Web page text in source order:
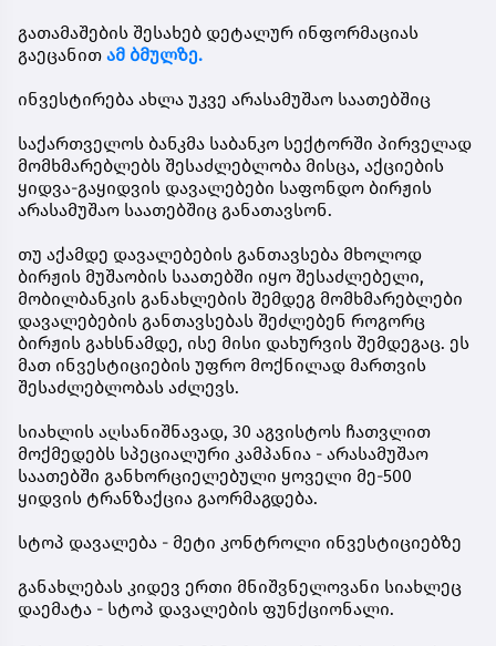
გათამაშების შესახებ დეტალურ ინფორმაციას
გაეცანით ამ ბმულზე.
ინვესტირება ახლა უკვე არასამუშაო საათებშიც
საქართველოს ბანკმა საბანკო სექტორში პირველად
მომხმარებლებს შესაძლებლობა მისცა, აქციების
ყიდვა-გაყიდვის დავალებები საფონდო ბირჟის
არასამუშაო საათებშიც განათავსონ.
თუ აქამდე დავალებების განთავსება მხოლოდ
ბირჟის მუშაობის საათებში იყო შესაძლებელი,
მობილბანკის განახლების შემდეგ მომხმარებლები
დავალებების განთავსებას შეძლებენ როგორც
ბირჟის გახსნამდე, ისე მისი დახურვის შემდეგაც. ეს
მათ ინვესტიციების უფრო მოქნილად მართვის
შესაძლებლობას აძლევს.
სიახლის აღსანიშნავად, 30 აგვისტოს ჩათვლით
მოქმედებს სპეციალური კამპანია - არასამუშაო
საათებში განხორციელებული ყოველი მე-500
ყიდვის ტრანზაქცია გაორმაგდება.
სტოპ დავალება - მეტი კონტროლი ინვესტიციებზე
განახლებას კიდევ ერთი მნიშვნელოვანი სიახლეც
დაემატა - სტოპ დავალების ფუნქციონალი.